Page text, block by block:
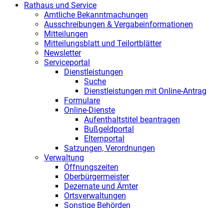
Rathaus und Service
Amtliche Bekanntmachungen
Ausschreibungen & Vergabeinformationen
Mitteilungen
Mitteilungsblatt und Teilortblätter
Newsletter
Serviceportal
Dienstleistungen
Suche
Dienstleistungen mit Online-Antrag
Formulare
Online-Dienste
Aufenthaltstitel beantragen
Bußgeldportal
Elternportal
Satzungen, Verordnungen
Verwaltung
Öffnungszeiten
Oberbürgermeister
Dezernate und Ämter
Ortsverwaltungen
Sonstige Behörden